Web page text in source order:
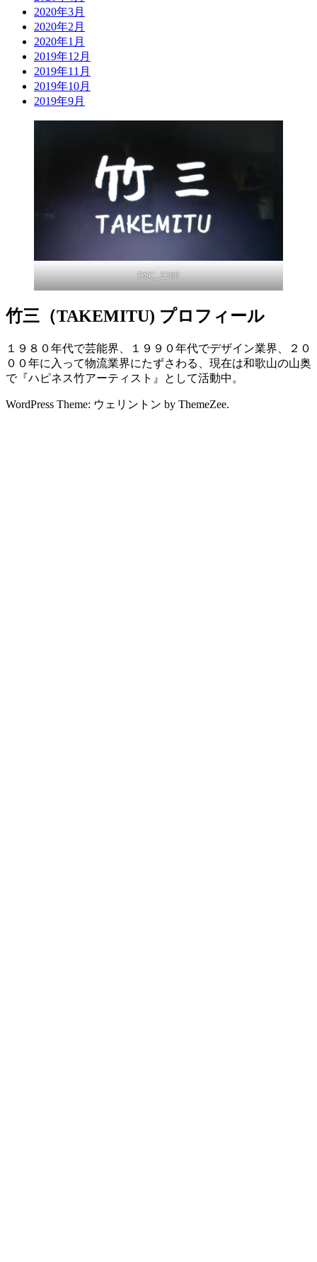
2020年3月
2020年2月
2020年1月
2019年12月
2019年11月
2019年10月
2019年9月
DSC_2286
竹三（TAKEMITU) プロフィール
１９８０年代で芸能界、１９９０年代でデザイン業界、２０
００年に入って物流業界にたずさわる、現在は和歌山の山奥
で『ハピネス竹アーティスト』として活動中。
WordPress Theme: ウェリントン by ThemeZee.